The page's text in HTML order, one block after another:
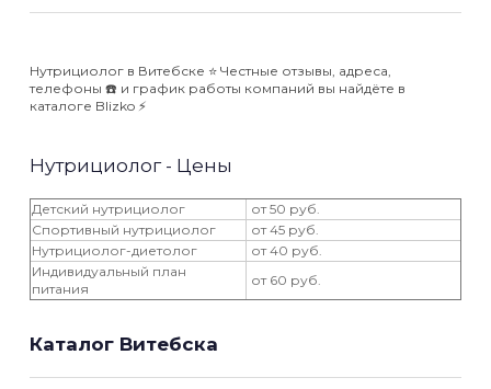
Нутрициолог в Витебске ⭐️ Честные отзывы, адреса,
телефоны ☎️ и график работы компаний вы найдёте в
каталоге Blizko ⚡️
Нутрициолог - Цены
Детский нутрициолог
от 50 руб.
Спортивный нутрициолог
от 45 руб.
Нутрициолог-диетолог
от 40 руб.
Индивидуальный план
питания
от 60 руб.
Каталог Витебска